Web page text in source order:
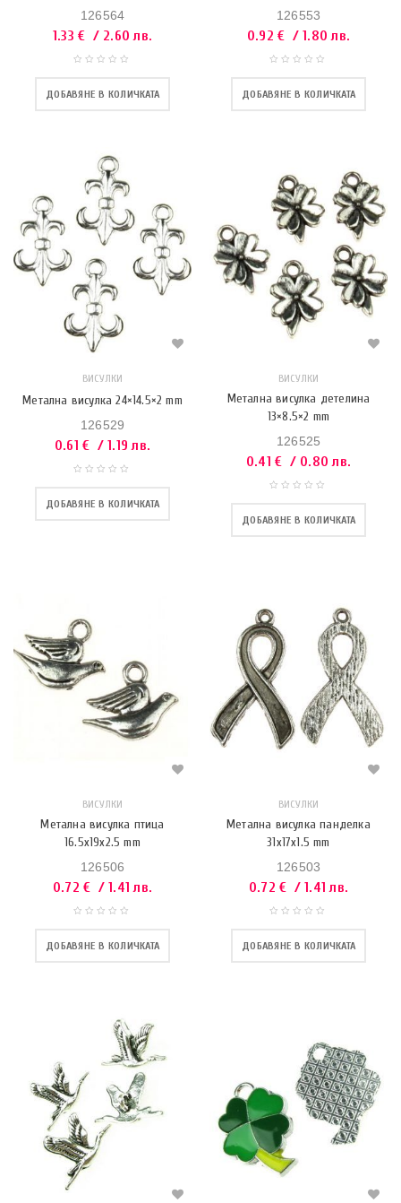
126564
1.33€ / 2.60 лв.
ДОБАВЯНЕ В КОЛИЧКАТА
126553
0.92€ / 1.80 лв.
ДОБАВЯНЕ В КОЛИЧКАТА
ВИСУЛКИ
Метална висулка 24×14.5×2 mm
126529
0.61€ / 1.19 лв.
ДОБАВЯНЕ В КОЛИЧКАТА
ВИСУЛКИ
Метална висулка детелина
13×8.5×2 mm
126525
0.41€ / 0.80 лв.
ДОБАВЯНЕ В КОЛИЧКАТА
ВИСУЛКИ
Метална висулка птица
16.5x19x2.5 mm
126506
0.72€ / 1.41 лв.
ДОБАВЯНЕ В КОЛИЧКАТА
ВИСУЛКИ
Метална висулка панделка
31x17x1.5 mm
126503
0.72€ / 1.41 лв.
ДОБАВЯНЕ В КОЛИЧКАТА